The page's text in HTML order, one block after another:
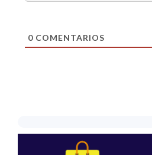
0COMENTARIOS